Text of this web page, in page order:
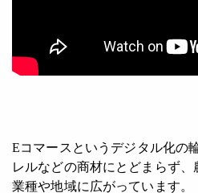
Eコマースというデジタル化の
レルなどの商材にとどまらず
業種や地域に広がっています。